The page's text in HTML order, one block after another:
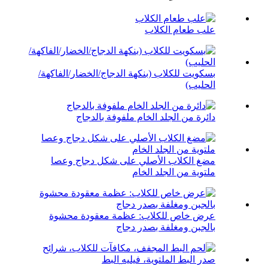
علب طعام الكلاب
بسكويت للكلاب (بنكهة الدجاج/الخضار/الفاكهة/
الحليب)
دائرة من الجلد الخام ملفوفة بالدجاج
مضغ الكلاب الأصلي على شكل دجاج وعصا
ملتوية من الجلد الخام
عرض خاص للكلاب: عظمة معقودة محشوة
بالجبن ومغلفة بصدر دجاج